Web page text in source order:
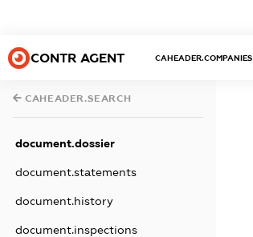
CONTR AGENT CAHEADER.COMPANIES
CAHEADER.SEARCH
document.dossier
document.statements
document.history
document.inspections